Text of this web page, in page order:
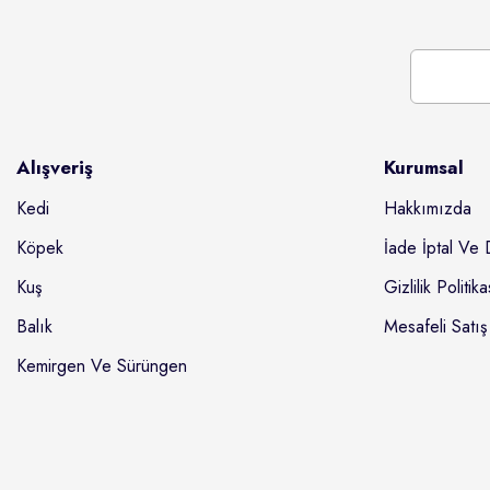
Alışveriş
Kedi
Köpek
Kuş
Balık
Kemirgen Ve Sürüngen
Kurumsal
Hakkımızda
İade İptal Ve
Gizlilik
Mesafeli